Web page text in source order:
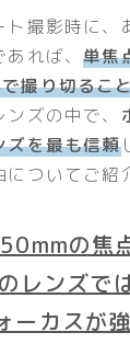
ト撮影時に、
あれば、単焦
撮り切るこ
ズの中で、
ズを最も信頼
ついてご紹
の焦
レンズで
ーカスが